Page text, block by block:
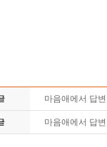
마음애에서 답
마음애에서 답